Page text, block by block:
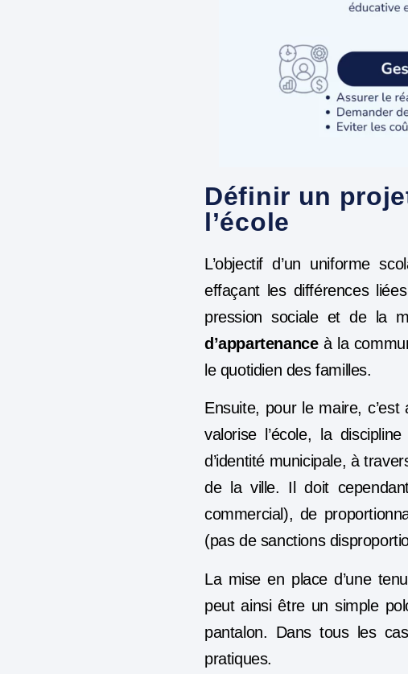
Définir un
l’école
L’objectif d’un uniforme
effaçant les différences
pression sociale et de la
d’appartenanceà la
le quotidien des familles.
Ensuite, pour le maire,
valorise l’école, la
d’identité municipale, à
de la ville. Il doit
commercial), de
(pas de sanctions
La mise en place d’une
peut ainsi être un simple
pantalon. Dans tous les
pratiques.